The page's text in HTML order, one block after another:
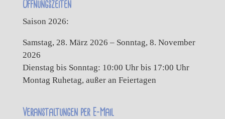
Öffnungszeiten
Saison 2026:
Samstag, 28. März 2026 – Sonntag, 8. November
2026
Dienstag bis Sonntag: 10:00 Uhr bis 17:00 Uhr
Montag Ruhetag, außer an Feiertagen
Veranstaltungen per E-Mail